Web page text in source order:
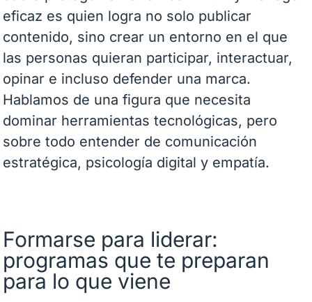
eficaz es quien logra no solo publicar
contenido, sino crear un entorno en el que
las personas quieran participar, interactuar,
opinar e incluso defender una marca.
Hablamos de una figura que necesita
dominar herramientas tecnológicas, pero
sobre todo entender de comunicación
estratégica, psicología digital y empatía.
Formarse para liderar:
programas que te preparan
para lo que viene